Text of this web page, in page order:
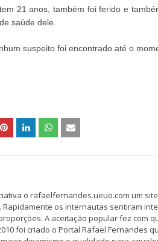
21 anos, também foi ferido e
saúde dele.
suspeito foi encontrado até o
o rafaelfernandes.ueuo.com um
os internautas sentiram
A aceitação popular fez com
foi criado o Portal Rafael Fernandes